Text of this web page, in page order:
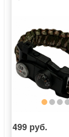
499 руб.